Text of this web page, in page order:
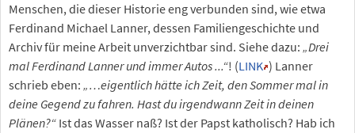
Menschen, die dieser Historie eng verbunden sind, wie etwa
Ferdinand Michael Lanner, dessen Familiengeschichte und
Archiv für meine Arbeit unverzichtbar sind. Siehe dazu: „Drei
mal Ferdinand Lanner und immer Autos ...“! (LINK ) Lanner
schrieb eben: „…eigentlich hätte ich Zeit, den Sommer mal in
deine Gegend zu fahren. Hast du irgendwann Zeit in deinen
Plänen?“ Ist das Wasser naß? Ist der Papst katholisch? Hab ich